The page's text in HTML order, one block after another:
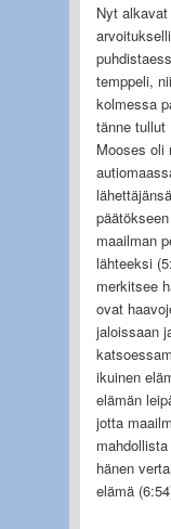
Nyt
temppeli,
kolmessa
tänne tullut
Mooses oli
maailman
lähteeksi
merkitsee
ovat
jaloissaan
ikuinen
elämän
jotta
hänen
elämä